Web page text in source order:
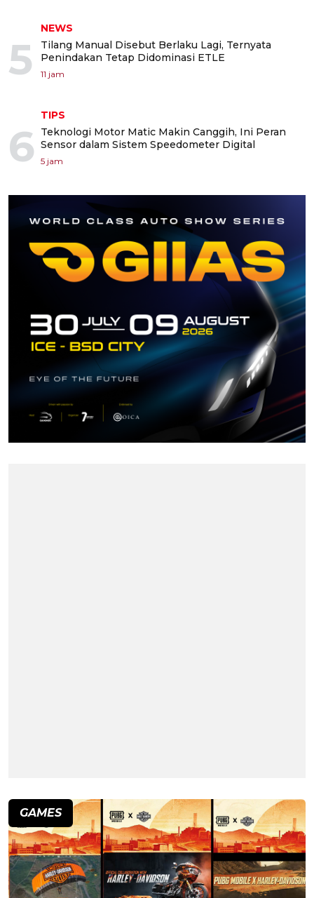
5
NEWS
Tilang Manual Disebut Berlaku Lagi, Ternyata
Penindakan Tetap Didominasi ETLE
11 jam
6
TIPS
Teknologi Motor Matic Makin Canggih, Ini Peran
Sensor dalam Sistem Speedometer Digital
5 jam
GAMES